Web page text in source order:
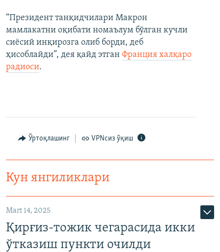
“Президент танқидчилари Макрон
мамлакатни оқибати номаълум бўлган кучли
сиёсий инқирозга олиб борди, деб
ҳисоблайди”, дея қайд этган Франция халқаро
радиоси.
Ўртоқлашинг VPNсиз ўқиш
Кун янгиликлари
Mart 14, 2025
Қирғиз-тожик чегарасида икки
ўтказиш пункти очилди